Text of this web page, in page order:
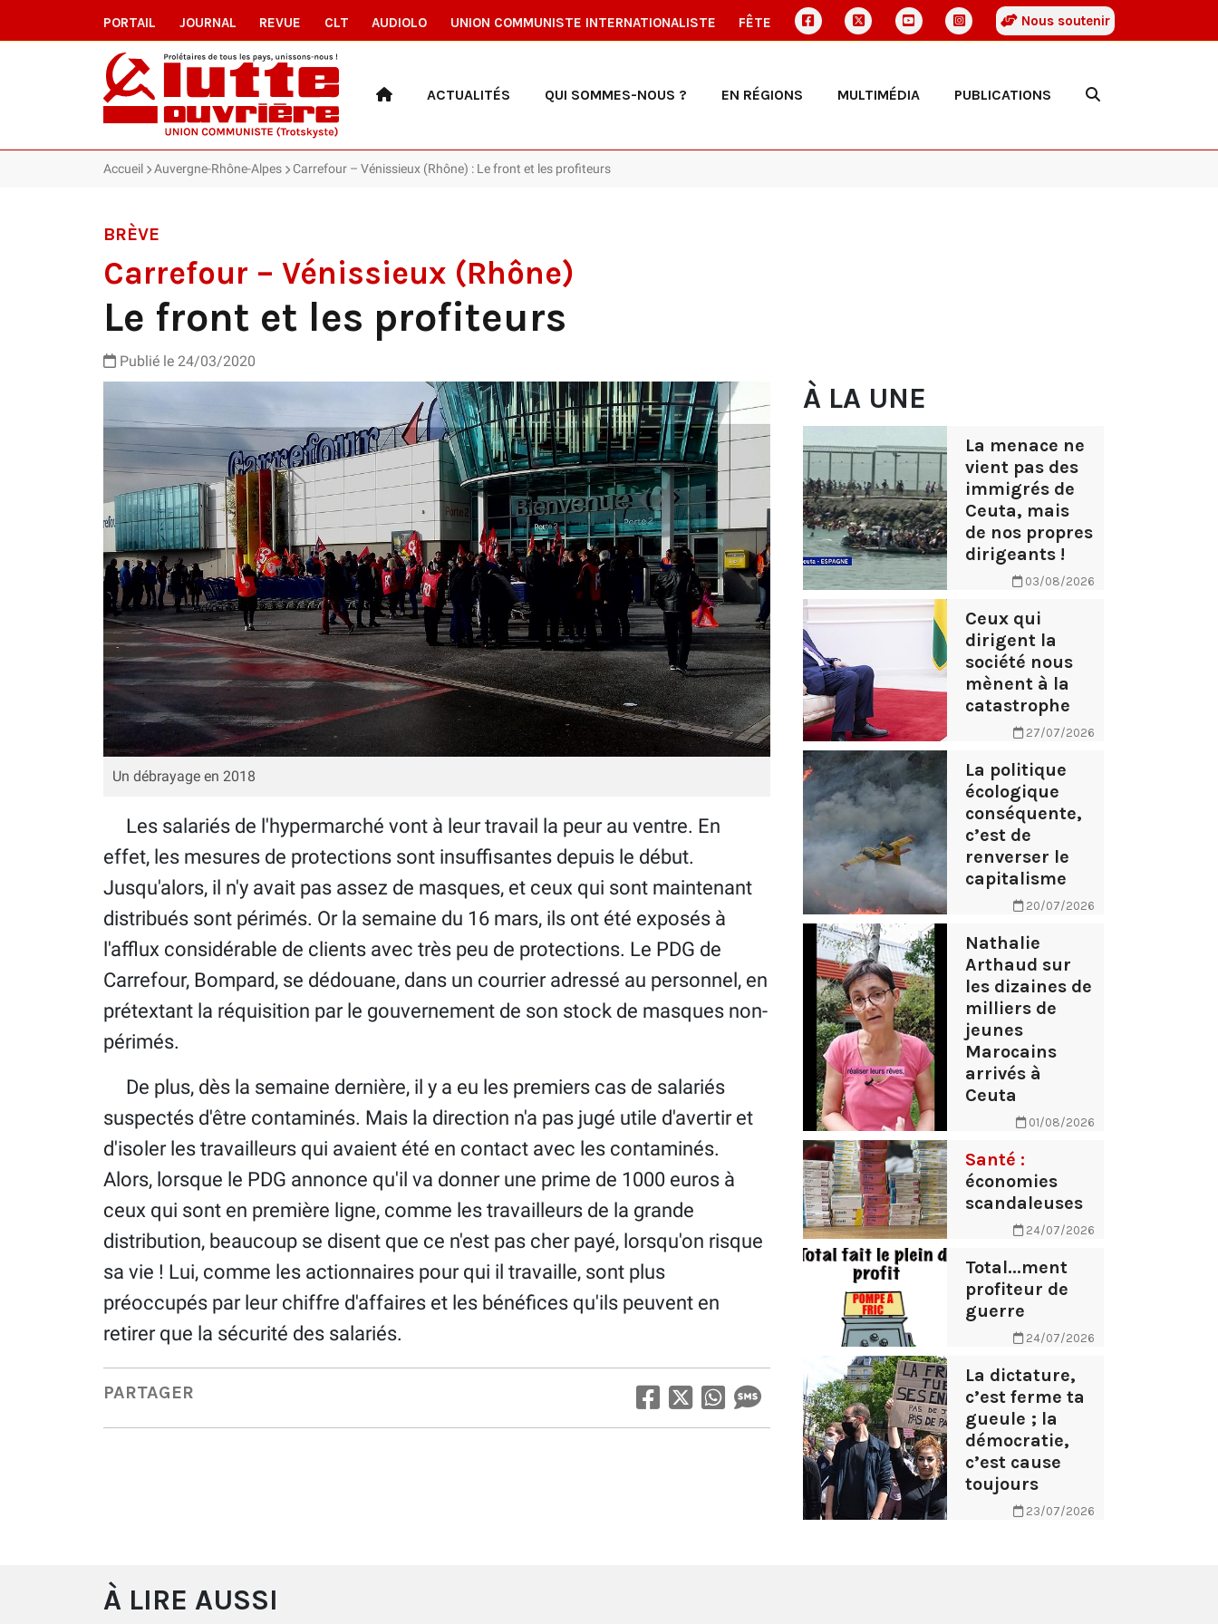
PORTAIL JOURNAL REVUE CLT AUDIOLO UNION COMMUNISTE INTERNATIONALISTE FÊTE Nous soutenir
ACTUALITÉS QUI SOMMES-NOUS ? EN RÉGIONS MULTIMÉDIA PUBLICATIONS
Accueil Auvergne-Rhône-Alpes Carrefour – Vénissieux (Rhône) : Le front et les profiteurs
BRÈVE
Carrefour – Vénissieux (Rhône)
Le front et les profiteurs
Publié le 24/03/2020
Un débrayage en 2018
Les salariés de l'hypermarché vont à leur travail la peur au ventre. En
effet, les mesures de protections sont insuffisantes depuis le début.
Jusqu'alors, il n'y avait pas assez de masques, et ceux qui sont maintenant
distribués sont périmés. Or la semaine du 16 mars, ils ont été exposés à
l'afflux considérable de clients avec très peu de protections. Le PDG de
Carrefour, Bompard, se dédouane, dans un courrier adressé au personnel, en
prétextant la réquisition par le gouvernement de son stock de masques non-
périmés.
De plus, dès la semaine dernière, il y a eu les premiers cas de salariés
suspectés d'être contaminés. Mais la direction n'a pas jugé utile d'avertir et
d'isoler les travailleurs qui avaient été en contact avec les contaminés.
Alors, lorsque le PDG annonce qu'il va donner une prime de 1000 euros à
ceux qui sont en première ligne, comme les travailleurs de la grande
distribution, beaucoup se disent que ce n'est pas cher payé, lorsqu'on risque
sa vie ! Lui, comme les actionnaires pour qui il travaille, sont plus
préoccupés par leur chiffre d'affaires et les bénéfices qu'ils peuvent en
retirer que la sécurité des salariés.
PARTAGER
À LA UNE
La menace ne
vient pas des
immigrés de
Ceuta, mais
de nos propres
dirigeants !
03/08/2026
Ceux qui
dirigent la
société nous
mènent à la
catastrophe
27/07/2026
La politique
écologique
conséquente,
c’est de
renverser le
capitalisme
20/07/2026
Nathalie
Arthaud sur
les dizaines de
milliers de
jeunes
Marocains
arrivés à
Ceuta
01/08/2026
Santé :
économies
scandaleuses
24/07/2026
Total...ment
profiteur de
guerre
24/07/2026
La dictature,
c’est ferme ta
gueule ; la
démocratie,
c’est cause
toujours
23/07/2026
À LIRE AUSSI